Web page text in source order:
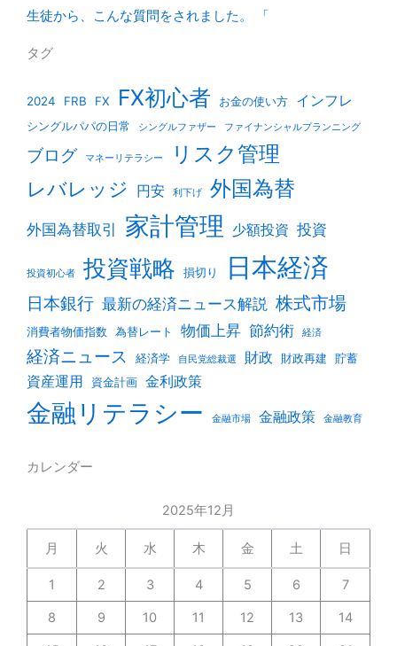
生徒から、こんな質問をされました。 「
タグ
2024 FRB FX FX初心者 お金の使い方 インフレ
シングルパパの日常 シングルファザー ファイナンシャルプランニング
ブログ マネーリテラシー リスク管理
レバレッジ 円安 利下げ 外国為替
外国為替取引 家計管理 少額投資 投資
投資初心者 投資戦略 損切り 日本経済
日本銀行 最新の経済ニュース解説 株式市場
消費者物価指数 為替レート 物価上昇 節約術 経済
経済ニュース 経済学 自民党総裁選 財政 財政再建 貯蓄
資産運用 資金計画 金利政策
金融リテラシー 金融市場 金融政策 金融教育
カレンダー
2025年12月
月 火 水 木 金 土 日
1 2 3 4 5 6 7
8 9 10 11 12 13 14